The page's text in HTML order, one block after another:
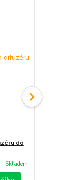
do
Skladem